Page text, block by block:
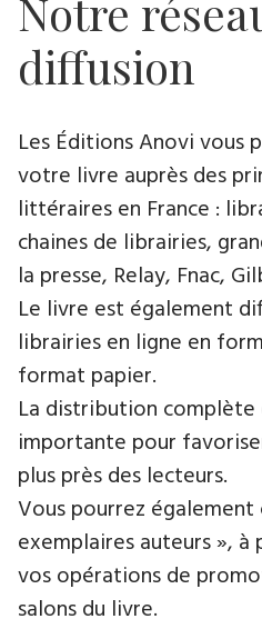
Notre
diffusion
Les Éditions Anovi vous
votre livre auprès des
littéraires en France :
chaines de librairies,
la presse, Relay, Fnac,
Le livre est également
librairies en ligne en
format papier.
La distribution
importante pour
plus près des lecteurs.
Vous pourrez également
exemplaires auteurs »,
vos opérations de
salons du livre.